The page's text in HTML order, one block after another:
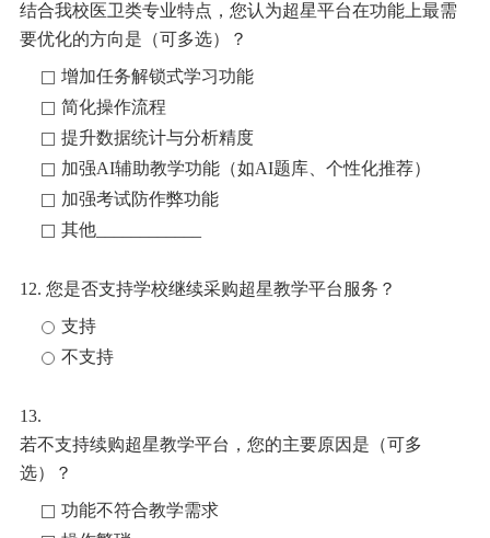
结合我校医卫类专业特点，您认为超星平台在功能上最需
要优化的方向是（可多选）？
增加任务解锁式学习功能
简化操作流程
提升数据统计与分析精度
加强AI辅助教学功能（如AI题库、个性化推荐）
加强考试防作弊功能
其他____________
12. 您是否支持学校继续采购超星教学平台服务？
支持
不支持
13.
若不支持续购超星教学平台，您的主要原因是（可多
选）？
功能不符合教学需求